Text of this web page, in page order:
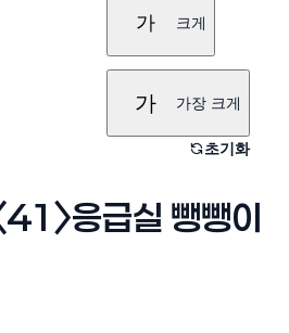
가 크게
가 가장 크게
초기화
〉응급실 뺑뺑이